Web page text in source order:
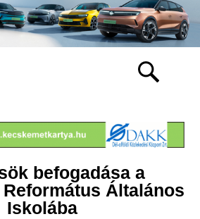
befogadása a
Általános
Iskolába